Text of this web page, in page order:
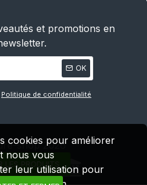
et promotions en
OK
Politique de confidentialité
shop 2026
cookies pour améliorer
nous vous
leur utilisation pour
LES PRODUITS